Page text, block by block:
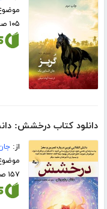
۱۰۵ صفحه
دانلود کتاب درخشش:
از:
۱۵۷ صفحه